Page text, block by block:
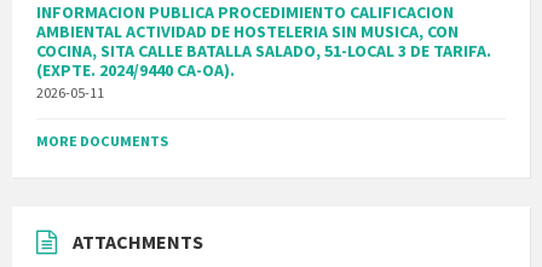
INFORMACION PUBLICA PROCEDIMIENTO CALIFICACION
AMBIENTAL ACTIVIDAD DE HOSTELERIA SIN MUSICA, CON
COCINA, SITA CALLE BATALLA SALADO, 51-LOCAL 3 DE TARIFA.
(EXPTE. 2024/9440 CA-OA).
2026-05-11
MORE DOCUMENTS
ATTACHMENTS